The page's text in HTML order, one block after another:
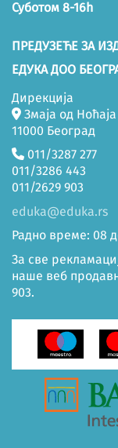
Суботом 8-16h
ПРЕДУЗЕЋЕ ЗА
ЕДУКА ДОО
Дирекција
Змаја од Ноћаја
11000 Београд
011/3287 277
011/3286 443
011/2629 903
eduka@eduka.rs
Радно време: 08
За све
наше веб
903.